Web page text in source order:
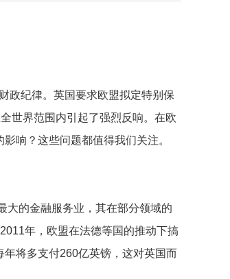
政纪律。英国要求欧盟拟定特别保
世界范围内引起了强烈反响。在欧
响？这些问题都值得我们关注。
的金融服务业，其在部分领域的
年，欧盟在法德等国的推动下搞
将多支付260亿英镑，这对英国而